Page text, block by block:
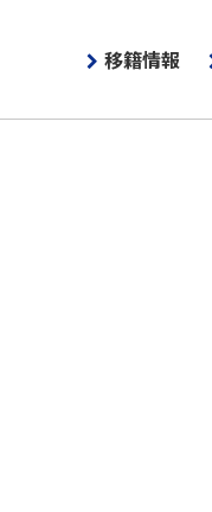
移籍情報